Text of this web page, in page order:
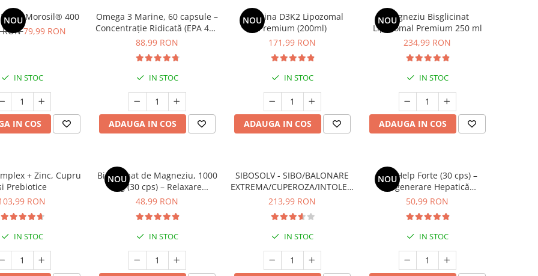
NOU Morosil® 400
RON79,99 RON
IN STOC
IN COS
Omega 3 Marine, 60 capsule –
Concentrație Ridicată (EPA 400
mg / DHA 300 mg) pentru
88,99 RON
IN STOC
ADAUGA IN COS
NOU
Vitamina D3K2 Lipozomal
Premium (200ml)
171,99 RON
IN STOC
ADAUGA IN COS
NOU
Magneziu Bisglicinat
Lipozomal Premium 250 ml
234,99 RON
IN STOC
ADAUGA IN COS
+ Zinc, Cupru
Prebiotice
RON
IN STOC
NOU
Bisglicinat de Magneziu, 1000
mg (30 cps) – Relaxare
Profundă, Somn Odihnitor și
48,99 RON
IN STOC
SIBOSOLV - SIBO/BALONARE
EXTREMA/CUPEROZA/INTOLERANTE
ALIMENTARE
213,99 RON
IN STOC
NOU
LiverHelp Forte (30 cps) –
Regenerare Hepatică
Avansată, Detoxifiere și
50,99 RON
IN STOC